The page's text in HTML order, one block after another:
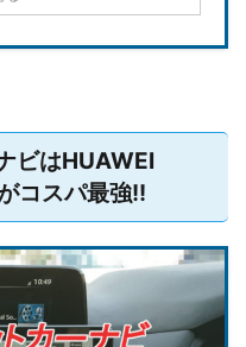
ビはHUAWEI
コスパ最強!!